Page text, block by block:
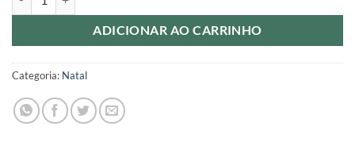
ADICIONAR AO CARRINHO
Categoria: Natal